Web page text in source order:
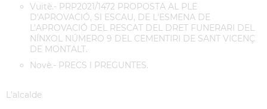
Vuitè.- PRP2021/1472 PROPOSTA AL PLE
D'APROVACIÓ, SI ESCAU, DE L'ESMENA DE
L’APROVACIÓ DEL RESCAT DEL DRET FUNERARI DEL
NÍNXOL NÚMERO 9 DEL CEMENTIRI DE SANT VICENÇ
DE MONTALT.
Novè.- PRECS I PREGUNTES.
L'alcalde